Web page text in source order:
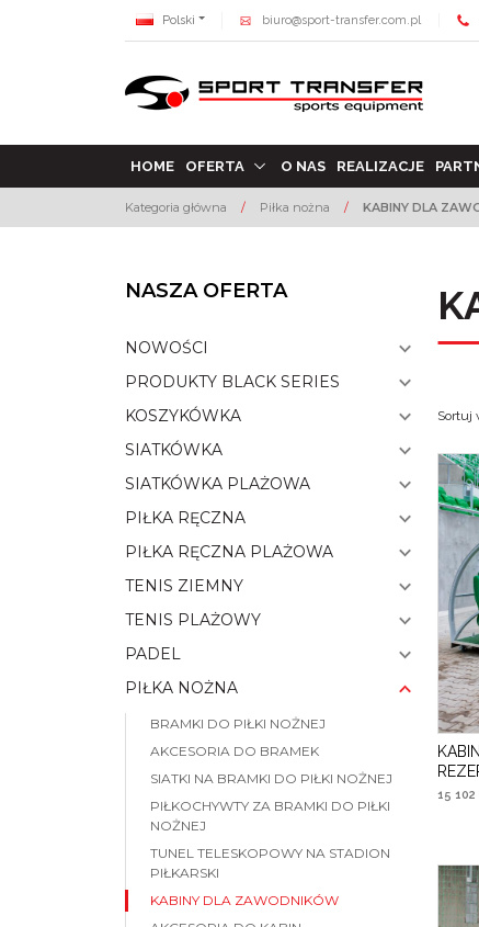
Polski biuro@sport-transfer.com.pl
HOME OFERTA O NAS REALIZACJE
Kategoria główna / Piłka nożna / KABINY DLA
Sortuj
15 102
NASZA OFERTA
NOWOŚCI
PRODUKTY BLACK SERIES
KOSZYKÓWKA
SIATKÓWKA
SIATKÓWKA PLAŻOWA
PIŁKA RĘCZNA
PIŁKA RĘCZNA PLAŻOWA
TENIS ZIEMNY
TENIS PLAŻOWY
PADEL
PIŁKA NOŻNA
BRAMKI DO PIŁKI NOŻNEJ
AKCESORIA DO BRAMEK
SIATKI NA BRAMKI DO PIŁKI NOŻNEJ
PIŁKOCHYWTY ZA BRAMKI DO PIŁKI
NOŻNEJ
TUNEL TELESKOPOWY NA STADION
PIŁKARSKI
KABINY DLA ZAWODNIKÓW